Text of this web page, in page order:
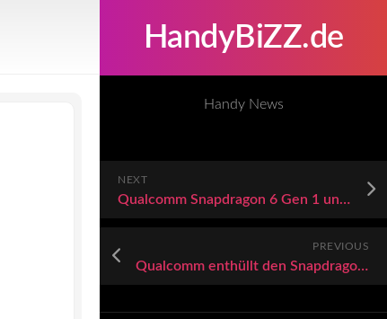
HandyBiZZ.de
Handy News
NEXT
Qualcomm Snapdragon 6 Gen 1 und 4 Gen 1: Neue Smartphone-Chips
PREVIOUS
Qualcomm enthüllt den Snapdragon 4 Gen 1 und Snapdragon 6 Gen 1 für deutlich schnellere Mittelklasse-Smartphones